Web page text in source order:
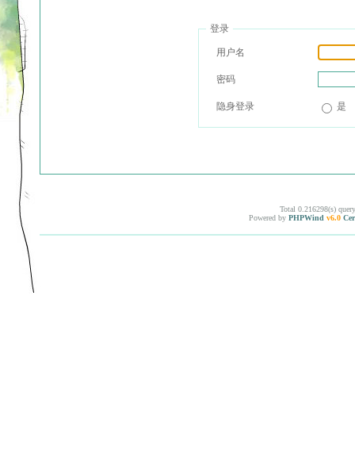
登录
用户名
密码
隐身登录 是
Total 0.216298(s)
Powered by PHPWind v6.0